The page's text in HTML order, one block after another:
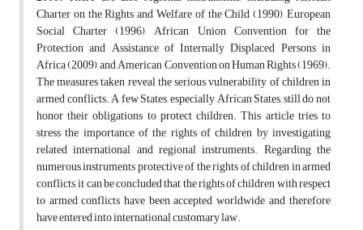
Charter on the Rights and Welfare of the Child (1990), European
Social Charter (1996), African Union Convention for the
Protection and Assistance of Internally Displaced Persons in
Africa (2009), and American Convention on Human Rights (1969).
The measures taken reveal the serious vulnerability of children in
armed conflicts. A few States, especially African States, still do not
honor their obligations to protect children. This article tries to
stress the importance of the rights of children by investigating
related international and regional instruments. Regarding the
numerous instruments protective of the rights of children in armed
conflicts, it can be concluded that the rights of children with respect
to armed conflicts have been accepted worldwide, and therefore
have entered into international customary law.